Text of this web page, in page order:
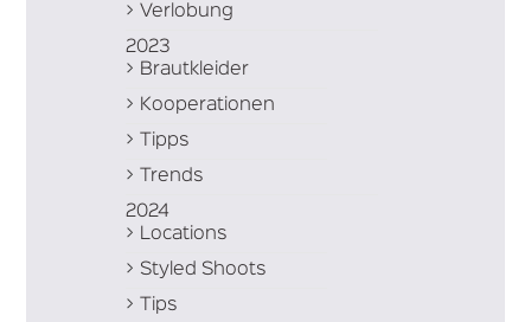
Verlobung
2023
Brautkleider
Kooperationen
Tipps
Trends
2024
Locations
Styled Shoots
Tips